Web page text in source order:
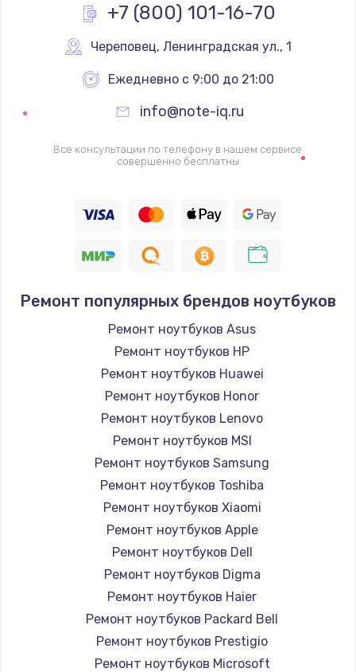
+7 (800) 101-16-70
Череповец, Ленинградская ул., 1
Ежедневно с 9:00 до 21:00
info@note-iq.ru
Все консультации по телефону в нашем сервисе
совершенно бесплатны
Ремонт популярных брендов ноутбуков
Ремонт ноутбуков Asus
Ремонт ноутбуков HP
Ремонт ноутбуков Huawei
Ремонт ноутбуков Honor
Ремонт ноутбуков Lenovo
Ремонт ноутбуков MSI
Ремонт ноутбуков Samsung
Ремонт ноутбуков Toshiba
Ремонт ноутбуков Xiaomi
Ремонт ноутбуков Apple
Ремонт ноутбуков Dell
Ремонт ноутбуков Digma
Ремонт ноутбуков Haier
Ремонт ноутбуков Packard Bell
Ремонт ноутбуков Prestigio
Ремонт ноутбуков Microsoft